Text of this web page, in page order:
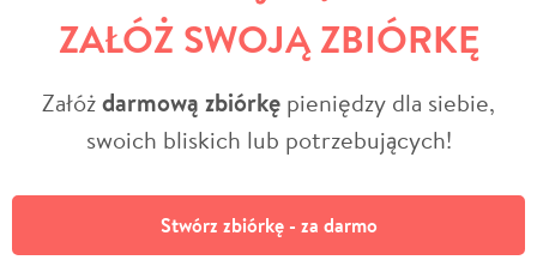
ZAŁÓŻ SWOJĄ ZBIÓRKĘ
Załóżdarmową zbiórkę pieniędzy dla siebie,
swoich bliskich lub potrzebujących!
Stwórz zbiórkę - za darmo